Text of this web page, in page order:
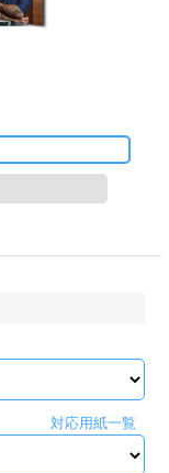
対応用紙一覧